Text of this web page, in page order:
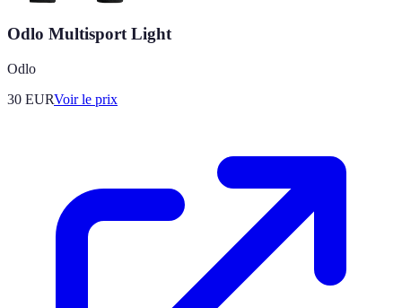
Odlo Multisport Light
Odlo
30 EURVoir le prix